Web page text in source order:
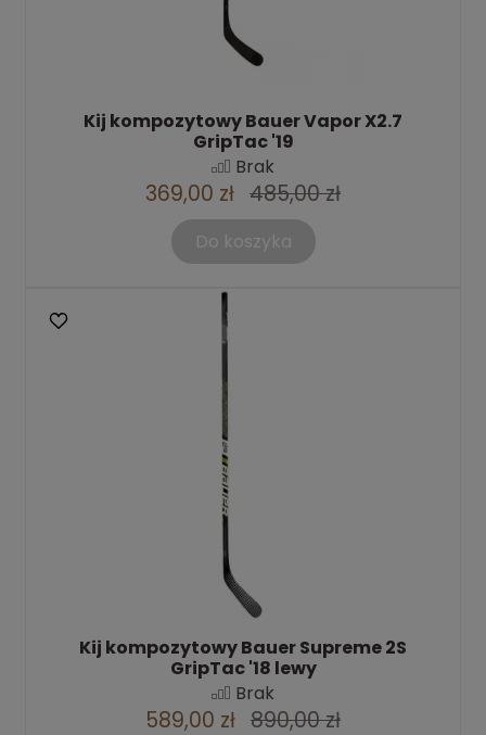
Kij kompozytowy Bauer Vapor X2.7
GripTac '19
Brak
369,00 zł 485,00 zł
Do koszyka
Kij kompozytowy Bauer Supreme 2S
GripTac '18 lewy
Brak
589,00 zł 890,00 zł